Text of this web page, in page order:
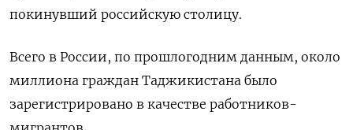
покинувший российскую столицу.
Всего в России, по прошлогодним данным, около
миллиона граждан Таджикистана было
зарегистрировано в качестве работников-